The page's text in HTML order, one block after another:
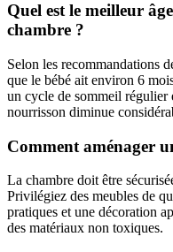
Quel est le meilleur
chambre ?
Selon les recommandations
que le bébé ait environ 6
un cycle de sommeil régulier
nourrisson diminue
Comment aménager
La chambre doit être
Privilégiez des meubles de
pratiques et une décoration
des matériaux non toxiques.